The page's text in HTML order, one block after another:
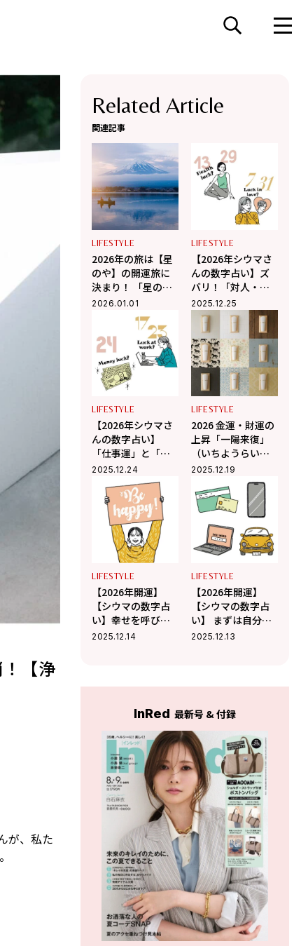
【浄
が、私た
Related Article
関連記事
LIFESTYLE
2026年の旅は【星
のや】の開運旅に
決まり！ 「星のや
富士」のスペシャ
ルメニューあり
2026.01.01
LIFESTYLE
【2026年シウマさ
んの数字占い】ズ
バリ！「対人・恋
愛運」と「健康
運」が上昇する開
運ナンバーとは？
2025.12.25
LIFESTYLE
【2026年シウマさ
んの数字占い】
「仕事運」と「金
運」が爆上がりす
るラッキーな数字
とは？
2025.12.24
LIFESTYLE
2026 金運・財運の
上昇「一陽来復」
（いちようらいふ
く）の御守って？
祀るための苦労や
住環境の悩みを解
決してくれる専用
アイテムも
2025.12.19
LIFESTYLE
【2026年開運】
【シウマの数字占
い】幸せを呼び込
むための３つの方
2025.12.14
LIFESTYLE
【2026年開運】
【シウマの数字占
い】 まずは自分の
身のまわりの数字
2025.12.13
InRed 最新号 & 付録